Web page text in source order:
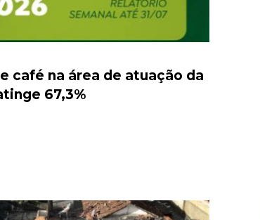
café na área de atuação da
67,3%